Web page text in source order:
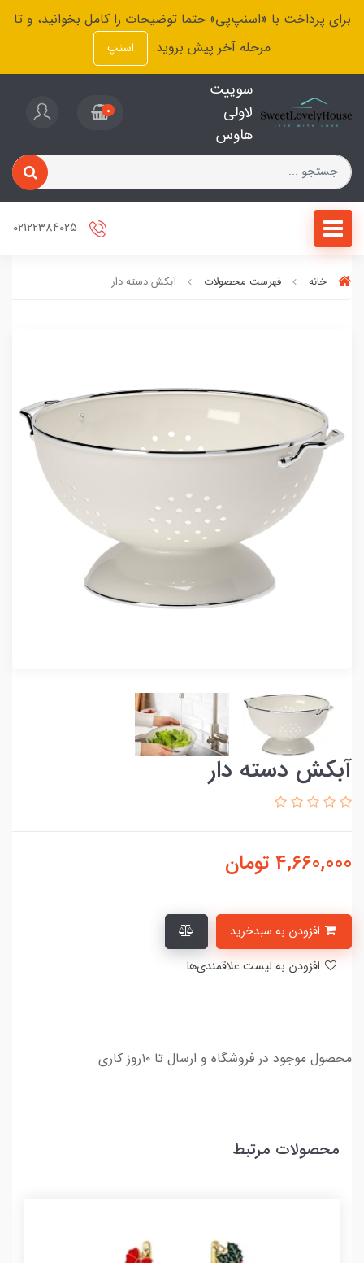
برای پرداخت با «اسنپ‌پی» حتما توضیحات را کامل بخوانید، و تا
مرحله آخر پیش بروید.
اسنپ
سوییت
لاولی
هاوس
0
خانه فهرست محصولات آبکش دسته دار
آبکش دسته دار
4,660,000 تومان
محصول موجود در فروشگاه و ارسال تا ۱۰روز کاری
محصولات مرتبط